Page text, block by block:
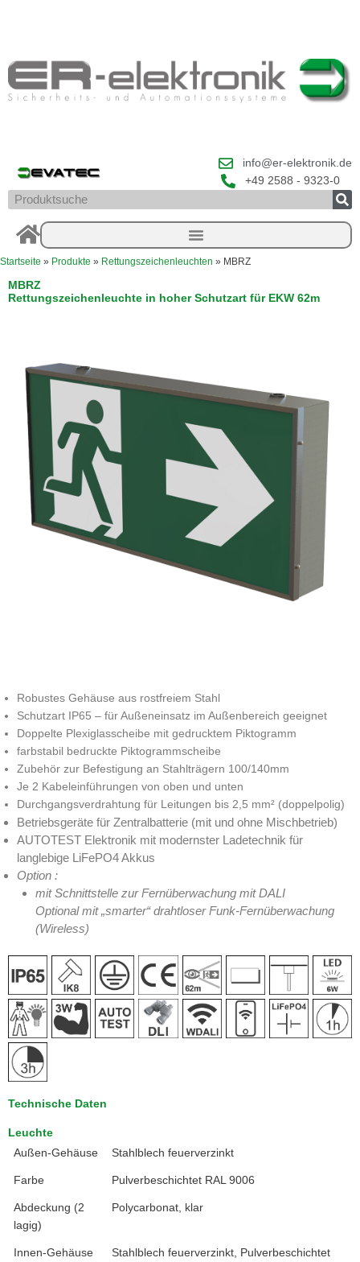
info@er-elektronik.de
+49 2588 - 9323-0
Suche
Startseite » Produkte » Rettungszeichenleuchten » MBRZ
Robustes Gehäuse aus rostfreiem Stahl
Schutzart IP65 – für Außeneinsatz im Außenbereich geeignet
Doppelte Plexiglasscheibe mit gedrucktem Piktogramm
farbstabil bedruckte Piktogrammscheibe
Zubehör zur Befestigung an Stahlträgern 100/140mm
Je 2 Kabeleinführungen von oben und unten
Durchgangsverdrahtung für Leitungen bis 2,5 mm² (doppelpolig)
Betriebsgeräte für Zentralbatterie (mit und ohne Mischbetrieb)
AUTOTEST Elektronik mit modernster Ladetechnik für
langlebige LiFePO4 Akkus
Option :
mit Schnittstelle zur Fernüberwachung mit DALI
Optional mit „smarter“ drahtloser Funk-Fernüberwachung
(Wireless)
MBRZ
Rettungszeichenleuchte in hoher Schutzart für EKW 62m
Technische Daten
Leuchte
Außen-Gehäuse
Stahlblech feuerverzinkt
Farbe Pulverbeschichtet RAL 9006
Abdeckung (2
lagig)
Polycarbonat, klar
Innen-Gehäuse
Stahlblech feuerverzinkt, Pulverbeschichtet